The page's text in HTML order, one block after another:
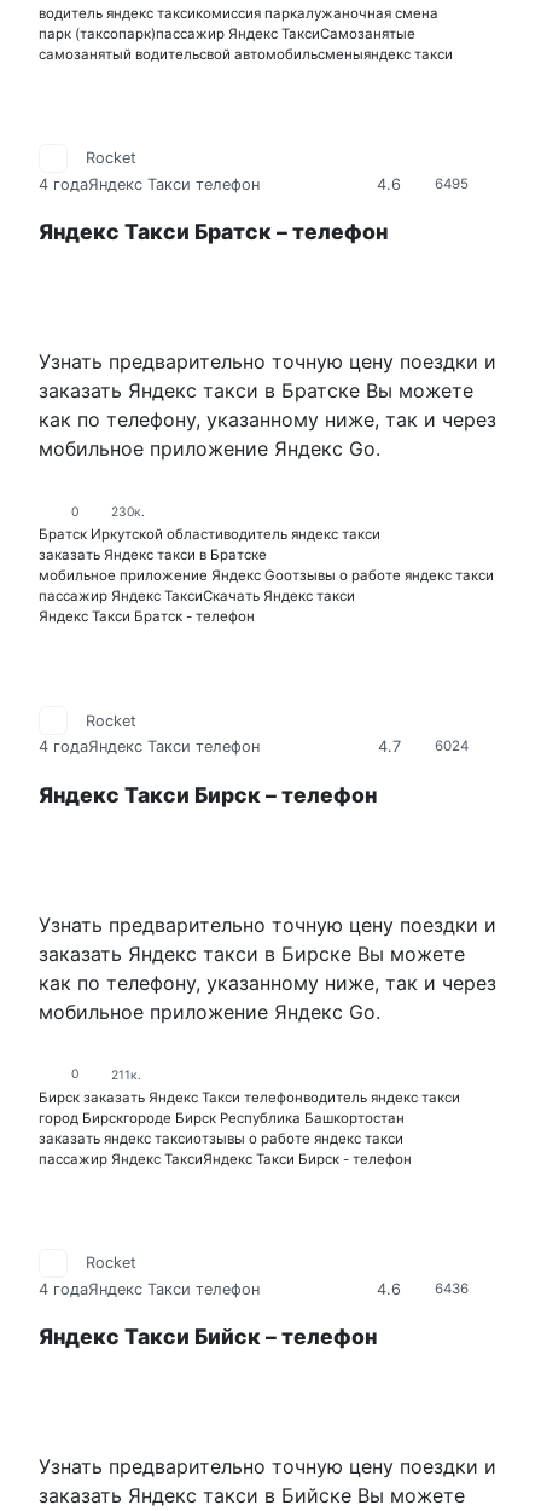
водитель яндекс таксикомиссия паркалужаночная смена
парк (таксопарк)пассажир Яндекс ТаксиСамозанятые
самозанятый водительсвой автомобильсменыяндекс такси
6495
4.6
Rocket
4 годаЯндекс Такси телефон
Яндекс Такси Братск – телефон
Узнать предварительно точную цену поездки и
заказать Яндекс такси в Братске Вы можете
как по телефону, указанному ниже, так и через
мобильное приложение Яндекс Go.
0 230к.
Братск Иркутской областиводитель яндекс такси
заказать Яндекс такси в Братске
мобильное приложение Яндекс Goотзывы о работе яндекс такси
пассажир Яндекс ТаксиСкачать Яндекс такси
Яндекс Такси Братск - телефон
6024
4.7
Rocket
4 годаЯндекс Такси телефон
Яндекс Такси Бирск – телефон
Узнать предварительно точную цену поездки и
заказать Яндекс такси в Бирске Вы можете
как по телефону, указанному ниже, так и через
мобильное приложение Яндекс Go.
0 211к.
Бирск заказать Яндекс Такси телефонводитель яндекс такси
город Бирскгороде Бирск Республика Башкортостан
заказать яндекс таксиотзывы о работе яндекс такси
пассажир Яндекс ТаксиЯндекс Такси Бирск - телефон
6436
4.6
Rocket
4 годаЯндекс Такси телефон
Яндекс Такси Бийск – телефон
Узнать предварительно точную цену поездки и
заказать Яндекс такси в Бийске Вы можете